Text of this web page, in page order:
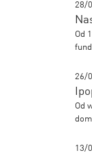
28/
Od
26/
Od
13/